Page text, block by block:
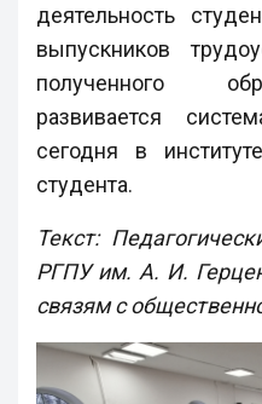
деятельность
выпускников
полученного
развивается
сегодня в
студента.
Текст:
РГПУ им. А. И.
связям с